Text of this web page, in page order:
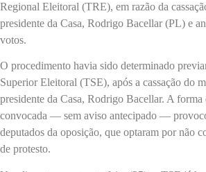
Regional Eleitoral (TRE), em razão da
presidente da Casa, Rodrigo Bacellar (PL) e
votos.
O procedimento havia sido determinado
Superior Eleitoral (TSE), após a cassação do
presidente da Casa, Rodrigo Bacellar. A forma
convocada — sem aviso antecipado —
deputados da oposição, que optaram por não
de protesto.